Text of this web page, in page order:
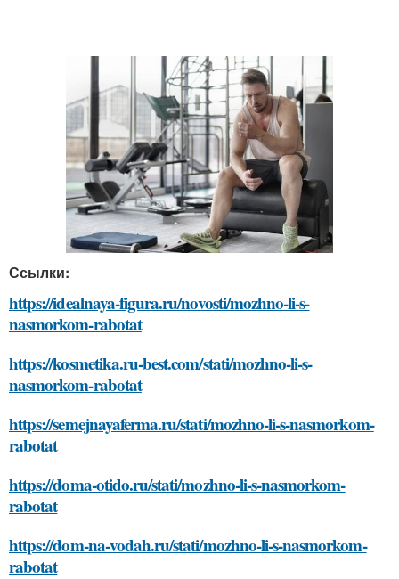
Ссылки:
https://idealnaya-figura.ru/novosti/mozhno-li-s-
nasmorkom-rabotat
https://kosmetika.ru-best.com/stati/mozhno-li-s-
nasmorkom-rabotat
https://semejnayaferma.ru/stati/mozhno-li-s-nasmorkom-
rabotat
https://doma-otido.ru/stati/mozhno-li-s-nasmorkom-
rabotat
https://dom-na-vodah.ru/stati/mozhno-li-s-nasmorkom-
rabotat